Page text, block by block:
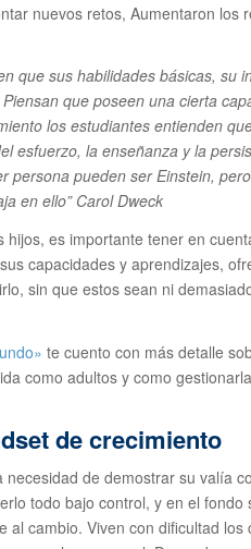
nuevos retos, Aumentaron los
que sus habilidades básicas, su
que poseen una cierta
los estudiantes entienden
esfuerzo, la enseñanza y la
persona pueden ser Einstein,
en ello” Carol Dweck
es importante tener en
capacidades y aprendizajes,
sin que estos sean ni
te cuento con más detalle
como adultos y como
de crecimiento
necesidad de demostrar su valía
todo bajo control, y en el fondo
cambio. Viven con dificultad los